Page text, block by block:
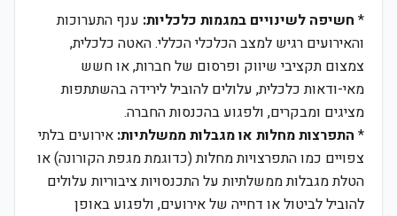
* חשיפה לשינויים במגמות כלכליות: ענף התערוכות
והאירועים רגיש למצב הכלכלי הכללי. האטה כלכלית,
צמצום תקציבי שיווק ופרסום של חברות, או חשש
מאי-ודאות כלכלית, עלולים להוביל לירידה בהשתתפות
מציגים ומבקרים, ולפגוע בהכנסות החברה.
* התפרצות מחלות או מגבלות ממשלתיות: אירועים בלתי
צפויים כמו התפרצויות מחלות (כדוגמת מגפת הקורונה) או
הטלת מגבלות ממשלתיות על התכנסויות ציבוריות עלולים
להוביל לביטול או דחייה של אירועים, ולפגוע באופן